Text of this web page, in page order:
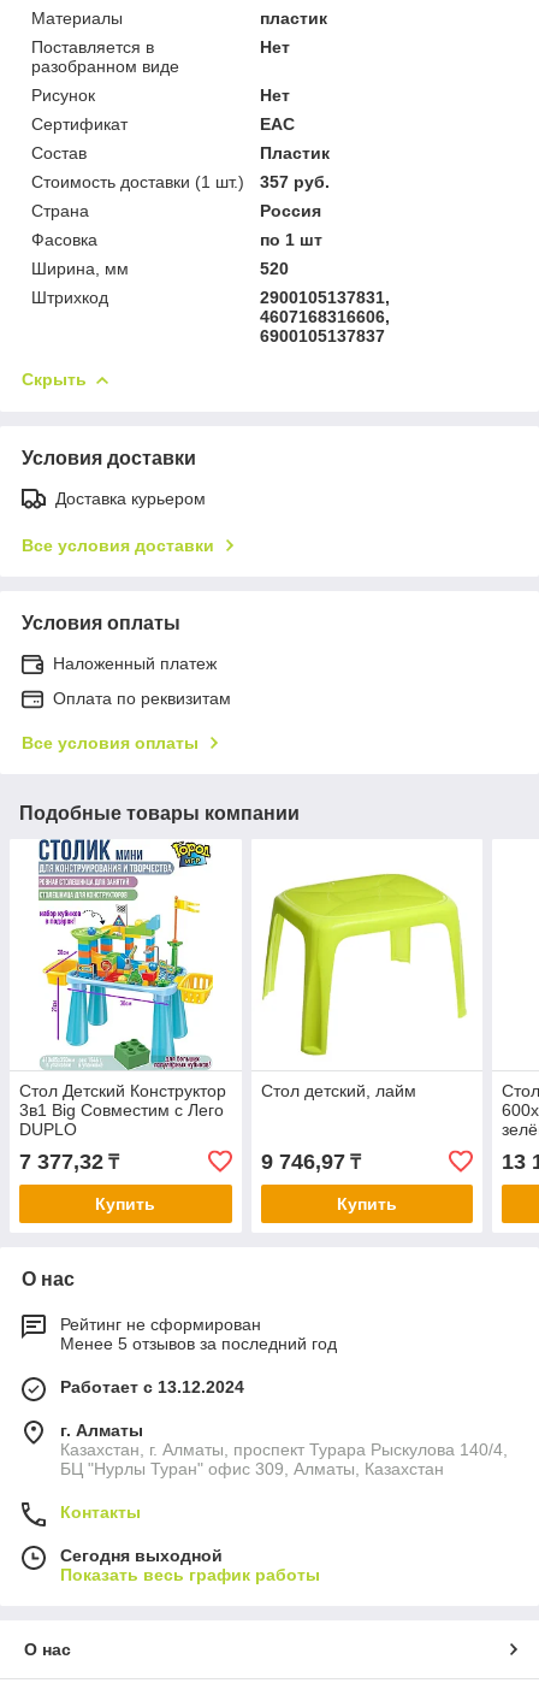
Материалы
пластик
Поставляется в
разобранном виде
Нет
Рисунок
Нет
Сертификат
ЕАС
Состав
Пластик
Стоимость доставки (1 шт.)
357 руб.
Страна
Россия
Фасовка
по 1 шт
Ширина, мм
520
Штрихкод
2900105137831,
4607168316606,
6900105137837
Скрыть
Условия доставки
Доставка курьером
Все условия доставки
Условия оплаты
Наложенный платеж
Оплата по реквизитам
Все условия оплаты
Подобные товары компании
Стол Детский Конструктор
3в1 Big Совместим с Лего
DUPLO
7 377,32 ₸
Купить
Стол детский, лайм
9 746,97₸
Купить
13
О нас
Рейтинг не сформирован
Менее 5 отзывов за последний год
Работает с 13.12.2024
г. Алматы
Казахстан, г. Алматы, проспект Турара Рыскулова 140/4,
БЦ "Нурлы Туран" офис 309, Алматы, Казахстан
Контакты
Сегодня выходной
Показать весь график работы
О нас